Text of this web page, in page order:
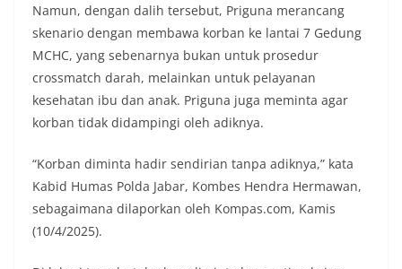
Namun, dengan dalih tersebut, Priguna merancang
skenario dengan membawa korban ke lantai 7 Gedung
MCHC, yang sebenarnya bukan untuk prosedur
crossmatch darah, melainkan untuk pelayanan
kesehatan ibu dan anak. Priguna juga meminta agar
korban tidak didampingi oleh adiknya.
“Korban diminta hadir sendirian tanpa adiknya,” kata
Kabid Humas Polda Jabar, Kombes Hendra Hermawan,
sebagaimana dilaporkan oleh Kompas.com, Kamis
(10/4/2025).